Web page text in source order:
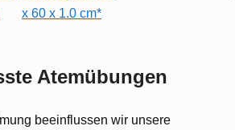
x 60 x 1.0 cm*
Atemübungen
beeinflussen wir unsere